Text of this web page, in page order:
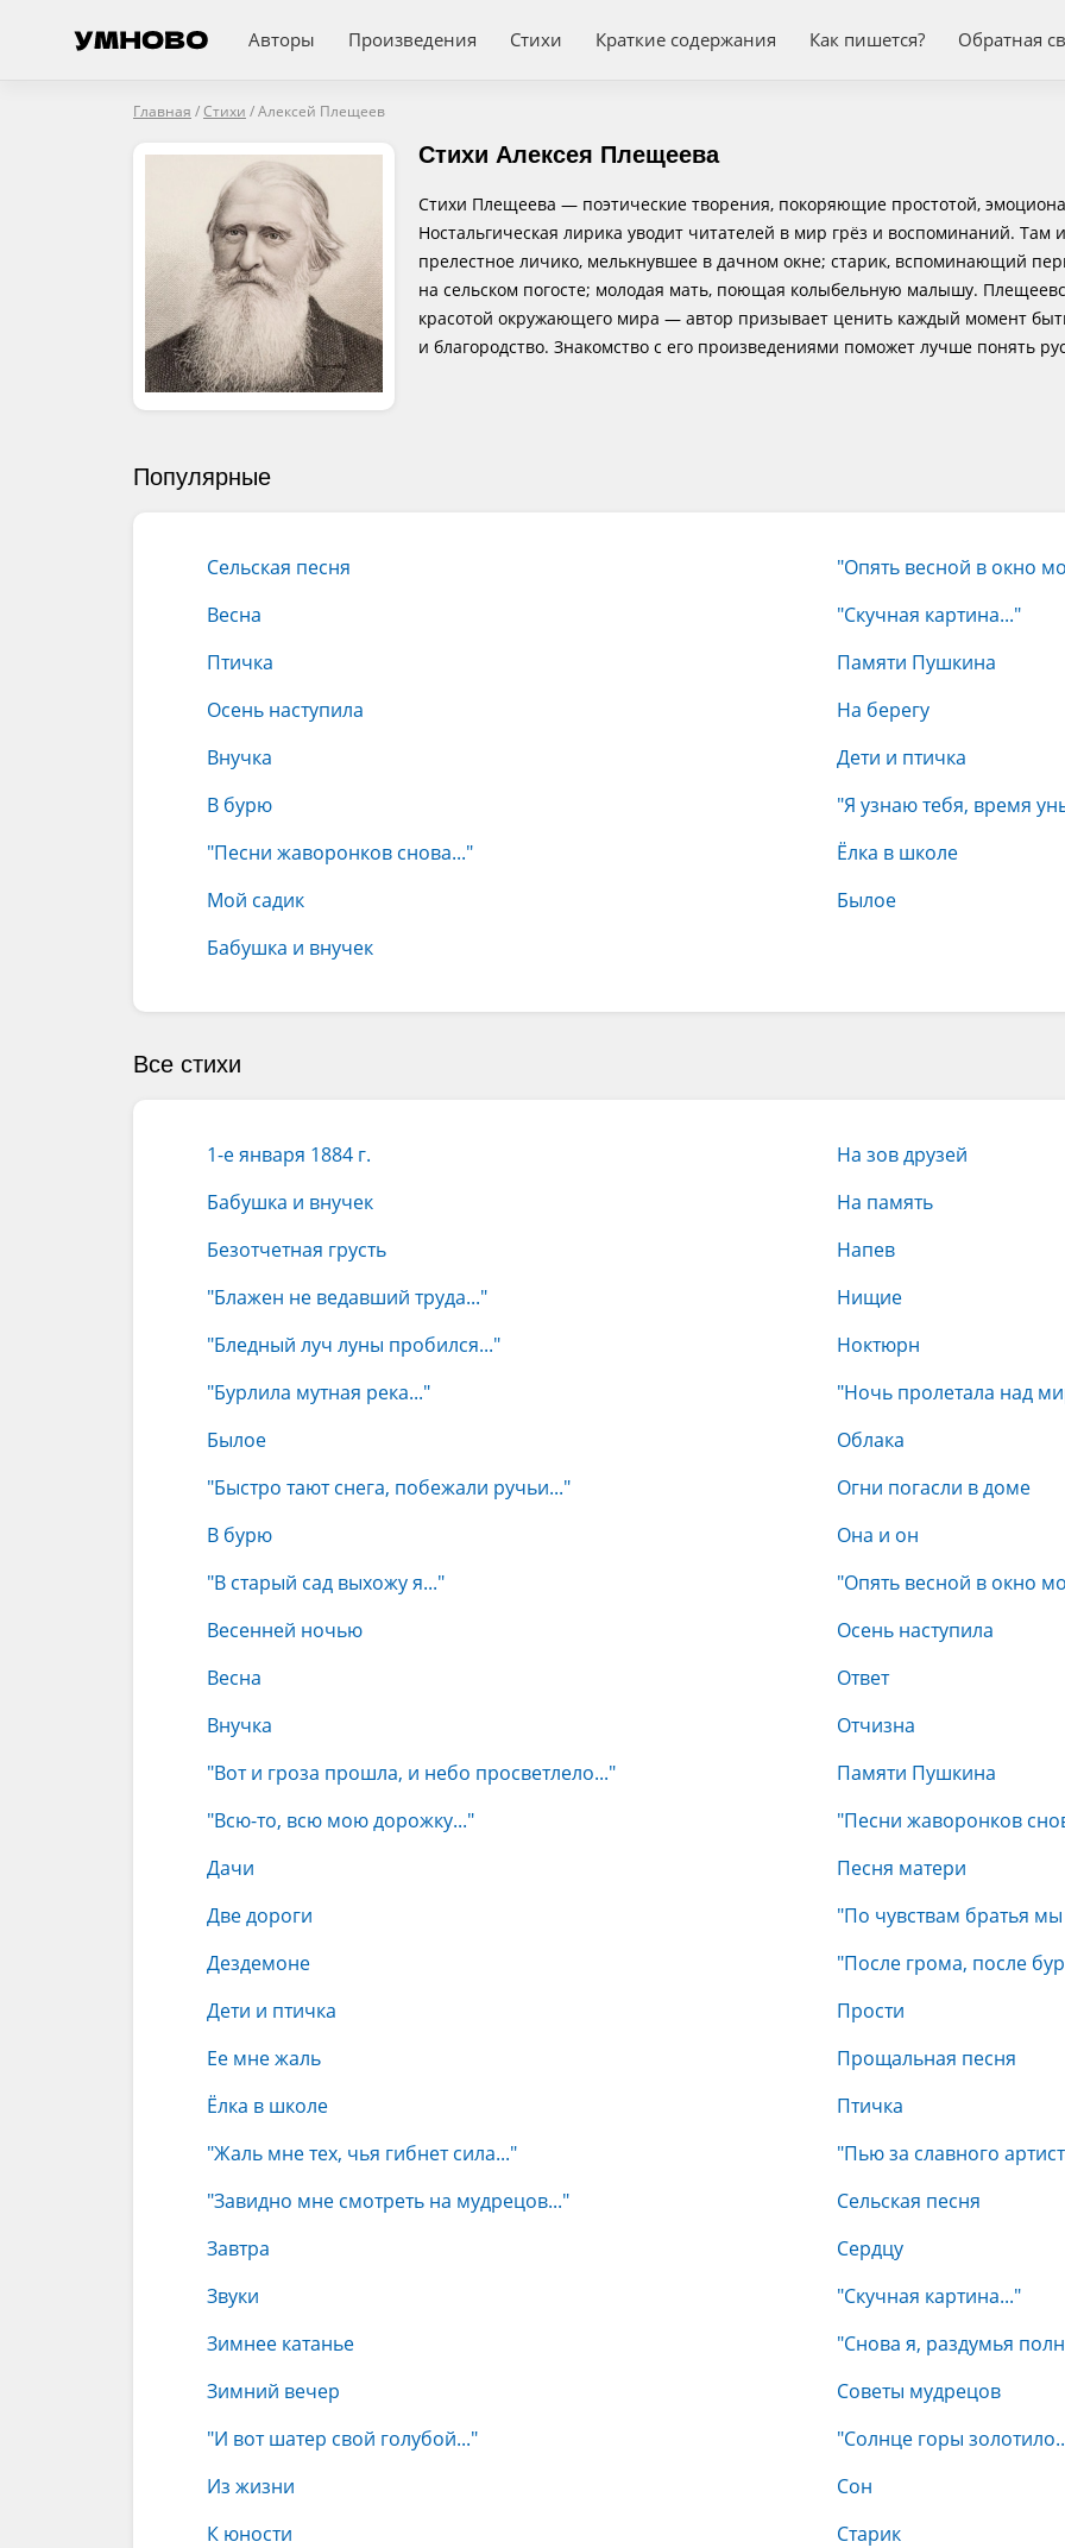
Авторы Произведения Стихи Краткие содержания Как пишется? Обратная
Главная /Стихи /Алексей Плещеев
Стихи Алексея Плещеева
Стихи Плещеева — поэтические творения, покоряющие простотой,
Ностальгическая лирика уводит читателей в мир грёз и воспоминаний.
прелестное личико, мелькнувшее в дачном окне; старик, вспоминающий
на сельском погосте; молодая мать, поющая колыбельную малышу.
красотой окружающего мира — автор призывает ценить каждый момент
и благородство. Знакомство с его произведениями поможет лучше понять
Популярные
Сельская песня
Весна
Птичка
Осень наступила
Внучка
В бурю
"Песни жаворонков снова..."
Мой садик
Бабушка и внучек
"Опять весной в окно
"Скучная картина..."
Памяти Пушкина
На берегу
Дети и птичка
"Я узнаю тебя, время
Ёлка в школе
Былое
Все стихи
1-е января 1884 г.
Бабушка и внучек
Безотчетная грусть
"Блажен не ведавший труда..."
"Бледный луч луны пробился..."
"Бурлила мутная река..."
Былое
"Быстро тают снега, побежали ручьи..."
В бурю
"В старый сад выхожу я..."
Весенней ночью
Весна
Внучка
"Вот и гроза прошла, и небо просветлело..."
"Всю-то, всю мою дорожку..."
Дачи
Две дороги
Дездемоне
Дети и птичка
Ее мне жаль
Ёлка в школе
"Жаль мне тех, чья гибнет сила..."
"Завидно мне смотреть на мудрецов..."
Завтра
Звуки
Зимнее катанье
Зимний вечер
"И вот шатер свой голубой..."
Из жизни
К юности
На зов друзей
На память
Напев
Нищие
Ноктюрн
"Ночь пролетала над
Облака
Огни погасли в доме
Она и он
"Опять весной в окно
Осень наступила
Ответ
Отчизна
Памяти Пушкина
"Песни жаворонков
Песня матери
"По чувствам братья
"После грома, после
Прости
Прощальная песня
Птичка
"Пью за славного
Сельская песня
Сердцу
"Скучная картина..."
"Снова я, раздумья
Советы мудрецов
"Солнце горы
Сон
Старик